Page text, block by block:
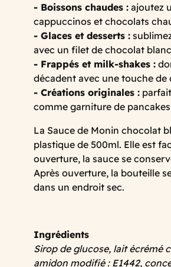
- Boissons chaudes : ajoutez
cappuccinos et chocolats
- Glaces et desserts :
avec un filet de chocolat
- Frappés et milk-shakes :
décadent avec une touche de
- Créations originales :
comme garniture de
La Sauce de Monin chocolat
plastique de 500ml. Elle est
ouverture, la sauce se
Après ouverture, la bouteille
dans un endroit sec.
Ingrédients
Sirop de glucose, lait écrémé
amidon modifié : E1442,